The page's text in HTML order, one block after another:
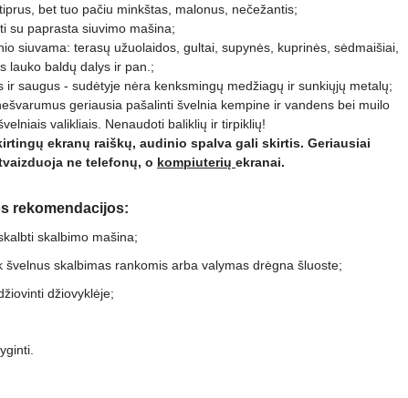
bet tuo pačiu minkštas, malonus, nečežantis;
su paprasta siuvimo mašina;
siuvama: terasų užuolaidos, gultai, supynės, kuprinės, sėdmaišiai,
lauko baldų dalys ir pan.;
ir saugus - sudėtyje nėra kenksmingų medžiagų ir sunkiųjų metalų;
geriausia pašalinti švelnia kempine ir vandens bei muilo
valikliais. Nenaudoti baliklių ir tirpiklių!
ekranų raiškų, audinio spalva gali skirtis. Geriausiai
ne telefonų, o kompiuterių ekranai.
rekomendacijos:
skalbimo mašina;
švelnus skalbimas rankomis arba valymas drėgna šluoste;
džiovyklėje;